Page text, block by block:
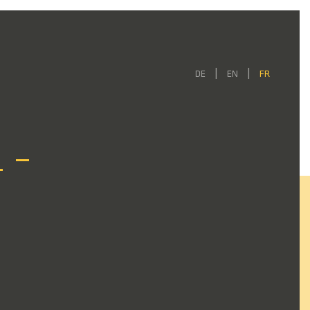
DE EN FR
–